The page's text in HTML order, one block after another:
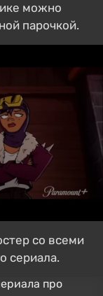
можно
парочкой.
со всеми
сериала.